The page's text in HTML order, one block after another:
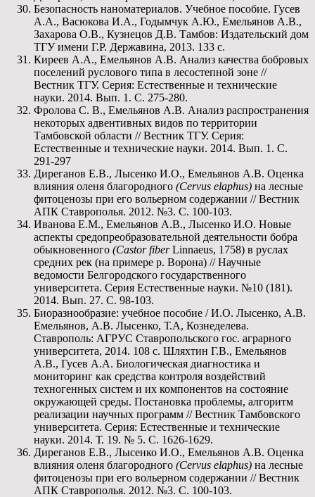
Безопасность наноматериалов. Учебное пособие. Гусев
А.А., Васюкова И.А., Годымчук А.Ю., Емельянов А.В.,
Захарова О.В., Кузнецов Д.В. Тамбов: Издательский дом
ТГУ имени Г.Р. Державина, 2013. 133 с.
Киреев А.А., Емельянов А.В. Анализ качества бобровых
поселений руслового типа в лесостепной зоне //
Вестник ТГУ. Серия: Естественные и технические
науки. 2014. Вып. 1. С. 275-280.
Фролова С. В., Емельянов А.В. Анализ распространения
некоторых адвентивных видов по территории
Тамбовской области // Вестник ТГУ. Серия:
Естественные и технические науки. 2014. Вып. 1. С.
291-297
Диреганов Е.В., Лысенко И.О., Емельянов А.В. Оценка
влияния оленя благородного (Cervus elaphus) на лесные
фитоценозы при его вольерном содержании // Вестник
АПК Ставрополья. 2012. №3. С. 100-103.
Иванова Е.М., Емельянов А.В., Лысенко И.О. Новые
аспекты средопреобразовательной деятельности бобра
обыкновенного (Castor fiberLinnaeus, 1758) в руслах
средних рек (на примере р. Ворона) // Научные
ведомости Белгородского государственного
университета. Серия Естественные науки. №10 (181).
2014. Вып. 27. С. 98-103.
Биоразнообразие: учебное пособие / И.О. Лысенко, А.В.
Емельянов, А.В. Лысенко, Т.А, Кознеделева.
Ставрополь: АГРУС Ставропольского гос. аграрного
университета, 2014. 108 с. Шляхтин Г.В., Емельянов
А.В., Гусев А.А. Биологическая диагностика и
мониторинг как средства контроля воздействий
техногенных систем и их компонентов на состояние
окружающей среды. Постановка проблемы, алгоритм
реализации научных программ // Вестник Тамбовского
университета. Серия: Естественные и технические
науки. 2014. Т. 19. № 5. С. 1626-1629.
Диреганов Е.В., Лысенко И.О., Емельянов А.В. Оценка
влияния оленя благородного (Cervus elaphus) на лесные
фитоценозы при его вольерном содержании // Вестник
АПК Ставрополья. 2012. №3. С. 100-103.